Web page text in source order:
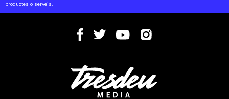
productes o serveis.